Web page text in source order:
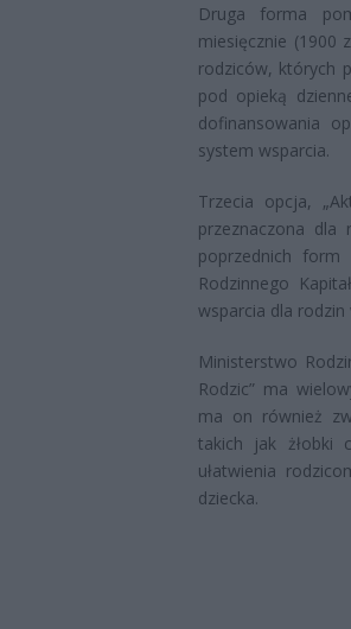
Druga forma
miesięcznie (1900
rodziców, których
pod opieką
dofinansowania
system wsparcia.
Trzecia opcja,
przeznaczona
poprzednich form
Rodzinnego
wsparcia dla
Ministerstwo
Rodzic” ma
ma on również
takich jak żłobki
ułatwienia
dziecka.